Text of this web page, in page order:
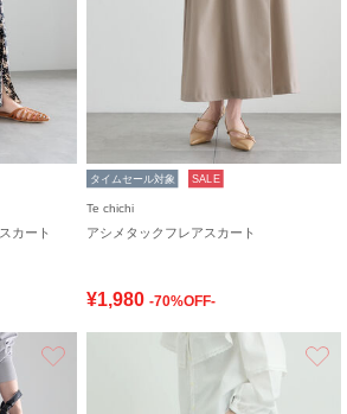
カート
タイムセール対象 SALE
Te chichi
アシメタックフレアスカート
¥1,980 -70%OFF-